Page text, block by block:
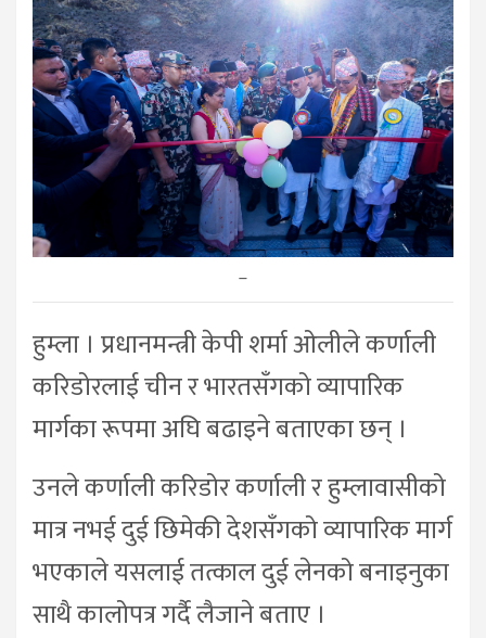
–
हुम्ला । प्रधानमन्त्री केपी शर्मा ओलीले कर्णाली
करिडोरलाई चीन र भारतसँगको व्यापारिक
मार्गका रूपमा अघि बढाइने बताएका छन् ।
उनले कर्णाली करिडोर कर्णाली र हुम्लावासीको
मात्र नभई दुई छिमेकी देशसँगको व्यापारिक मार्ग
भएकाले यसलाई तत्काल दुई लेनको बनाइनुका
साथै कालोपत्र गर्दै लैजाने बताए ।